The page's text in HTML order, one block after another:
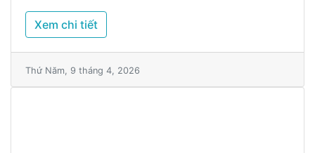
Xem chi tiết
Thứ Năm, 9 tháng 4, 2026